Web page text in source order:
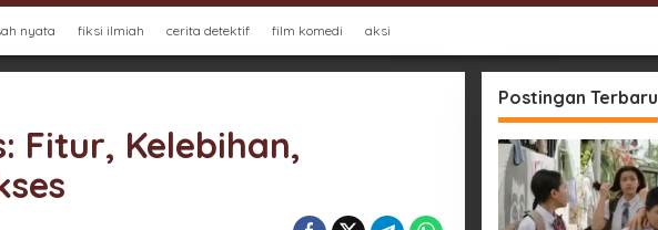
nyata fiksi ilmiah cerita detektif film komedi aksi
Fitur, Kelebihan,
Postingan Terbaru